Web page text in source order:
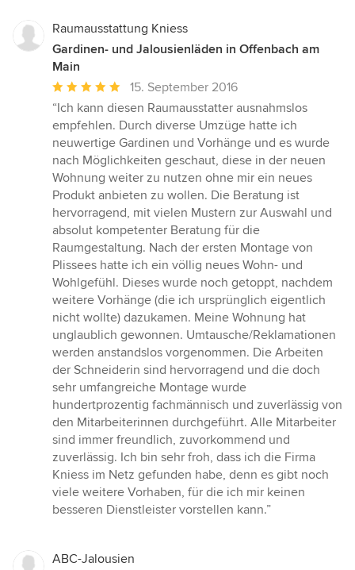
Raumausstattung Kniess
Gardinen- und Jalousienläden in Offenbach am
Main
Durchschnittliche
Bewertung:
5
von
5
Sternen
15. September 2016
“Ich kann diesen Raumausstatter ausnahmslos
empfehlen. Durch diverse Umzüge hatte ich
neuwertige Gardinen und Vorhänge und es wurde
nach Möglichkeiten geschaut, diese in der neuen
Wohnung weiter zu nutzen ohne mir ein neues
Produkt anbieten zu wollen. Die Beratung ist
hervorragend, mit vielen Mustern zur Auswahl und
absolut kompetenter Beratung für die
Raumgestaltung. Nach der ersten Montage von
Plissees hatte ich ein völlig neues Wohn- und
Wohlgefühl. Dieses wurde noch getoppt, nachdem
weitere Vorhänge (die ich ursprünglich eigentlich
nicht wollte) dazukamen. Meine Wohnung hat
unglaublich gewonnen. Umtausche/Reklamationen
werden anstandslos vorgenommen. Die Arbeiten
der Schneiderin sind hervorragend und die doch
sehr umfangreiche Montage wurde
hundertprozentig fachmännisch und zuverlässig von
den Mitarbeiterinnen durchgeführt. Alle Mitarbeiter
sind immer freundlich, zuvorkommend und
zuverlässig. Ich bin sehr froh, dass ich die Firma
Kniess im Netz gefunden habe, denn es gibt noch
viele weitere Vorhaben, für die ich mir keinen
besseren Dienstleister vorstellen kann.”
ABC-Jalousien